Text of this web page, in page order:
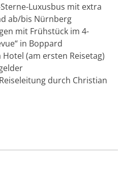
Luxusbus mit extra
ab/bis Nürnberg
mit Frühstück im 4-
in Boppard
Hotel (am ersten Reisetag)
durch Christian